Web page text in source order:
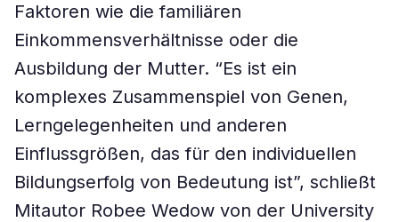
Faktoren wie die familiären
Einkommensverhältnisse oder die
Ausbildung der Mutter. “Es ist ein
komplexes Zusammenspiel von Genen,
Lerngelegenheiten und anderen
Einflussgrößen, das für den individuellen
Bildungserfolg von Bedeutung ist”, schließt
Mitautor Robee Wedow von der University